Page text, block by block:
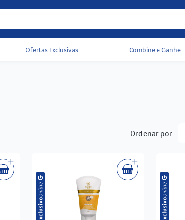
Acessos rápidos do cabeçalho
Ofertas Exclusivas Combine e Ganhe
Ordenar por